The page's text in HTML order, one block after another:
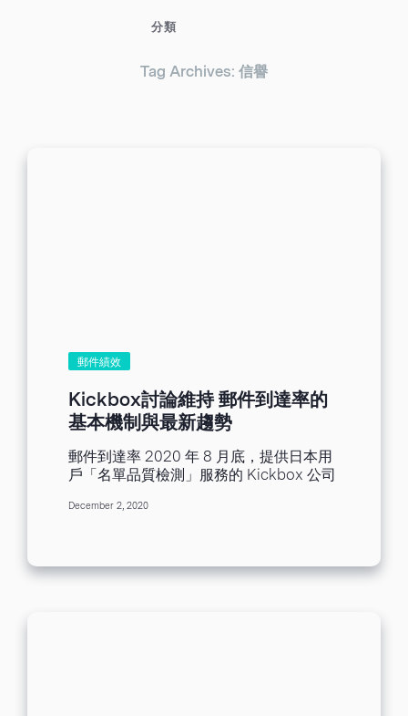
分類
Tag Archives: 信譽
郵件績效
Kickbox討論維持 郵件到達率的
基本機制與最新趨勢
郵件到達率 2020 年 8 月底，提供日本用
戶「名單品質檢測」服務的 Kickbox 公司
辦了關於電子 郵件到達率 的研討會。
業。 研討會主講人：Kickbox 公司副總裁
December 2, 2020